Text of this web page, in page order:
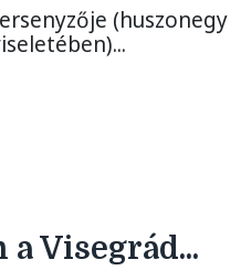
(huszonegy
Visegrád...